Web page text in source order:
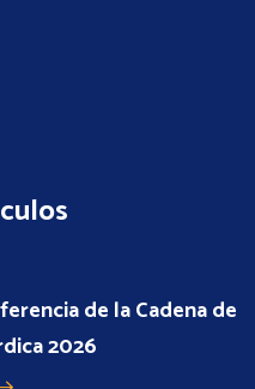
de la Cadena de
2026